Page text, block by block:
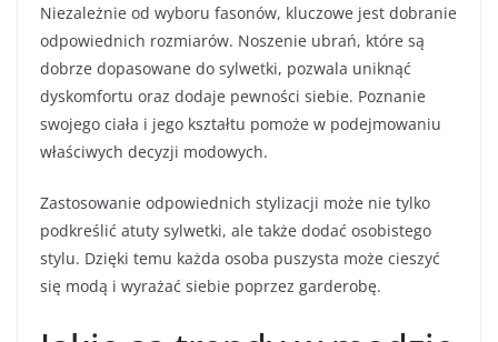
Niezależnie od wyboru fasonów, kluczowe jest dobranie
odpowiednich rozmiarów. Noszenie ubrań, które są
dobrze dopasowane do sylwetki, pozwala uniknąć
dyskomfortu oraz dodaje pewności siebie. Poznanie
swojego ciała i jego kształtu pomoże w podejmowaniu
właściwych decyzji modowych.
Zastosowanie odpowiednich stylizacji może nie tylko
podkreślić atuty sylwetki, ale także dodać osobistego
stylu. Dzięki temu każda osoba puszysta może cieszyć
się modą i wyrażać siebie poprzez garderobę.